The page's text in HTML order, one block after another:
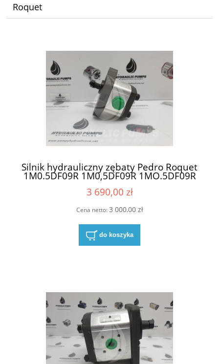
Roquet
Silnik hydrauliczny zębaty Pedro Roquet
1M0.5DF09R 1M0,5DF09R 1MO.5DF09R
1MO,5DF09R
3 690,00 zł
Cena netto:3 000,00 zł
do koszyka